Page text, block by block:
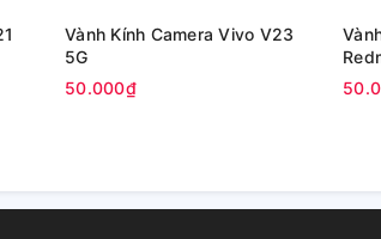
Vành Kính Camera Vivo V23
5G
50.000₫